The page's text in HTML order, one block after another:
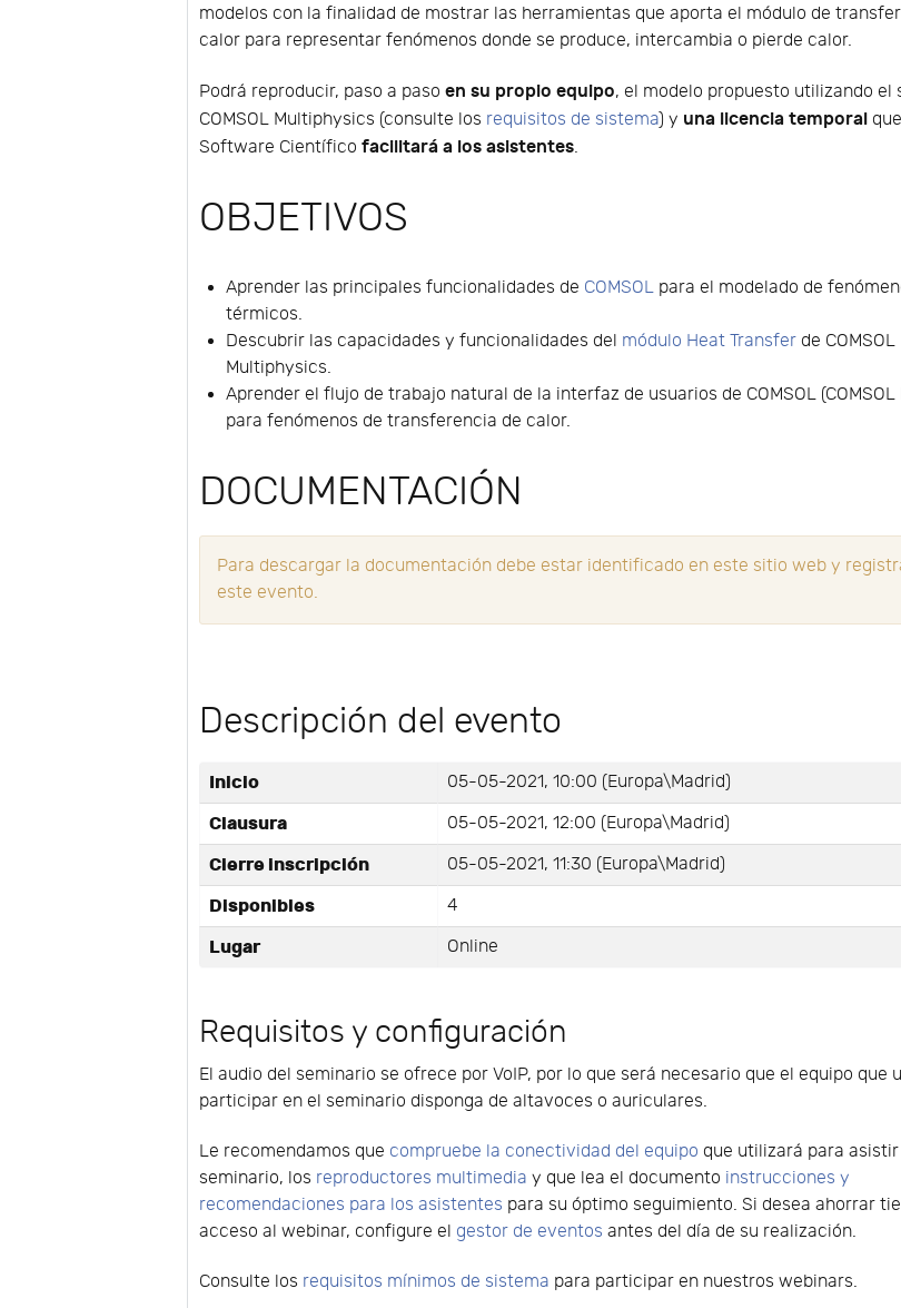
modelos con la finalidad de mostrar las herramientas que aporta el módulo de
calor para representar fenómenos donde se produce, intercambia o pierde calor.
Podrá reproducir, paso a pasoen su propio equipo, el modelo propuesto utilizando el
COMSOL Multiphysics (consulte los requisitos de sistema) y una licencia temporal
Software Científicofacilitará a los asistentes.
OBJETIVOS
Aprender las principales funcionalidades de COMSOL para el modelado de
térmicos.
Descubrir las capacidades y funcionalidades del módulo Heat Transfer de COMSOL
Multiphysics.
Aprender el flujo de trabajo natural de la interfaz de usuarios de COMSOL (COMSOL
para fenómenos de transferencia de calor.
DOCUMENTACIÓN
Para descargar la documentación debe estar identificado en este sitio web y
este evento.
Descripción del evento
Inicio 05-05-2021, 10:00 (Europa\Madrid)
Clausura 05-05-2021, 12:00 (Europa\Madrid)
Cierre inscripción 05-05-2021, 11:30 (Europa\Madrid)
Disponibles 4
Lugar Online
Requisitos y configuración
El audio del seminario se ofrece por VoIP, por lo que será necesario que el equipo que
participar en el seminario disponga de altavoces o auriculares.
Le recomendamos que compruebe la conectividad del equipo que utilizará para asistir
seminario, los reproductores multimedia y que lea el documento instrucciones y
recomendaciones para los asistentes para su óptimo seguimiento. Si desea ahorrar
acceso al webinar, configure el gestor de eventos antes del día de su realización.
Consulte los requisitos mínimos de sistema para participar en nuestros webinars.